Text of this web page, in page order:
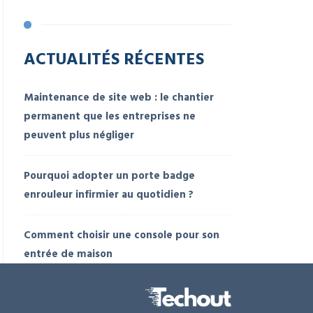
ACTUALITÉS RÉCENTES
Maintenance de site web : le chantier
permanent que les entreprises ne
peuvent plus négliger
Pourquoi adopter un porte badge
enrouleur infirmier au quotidien ?
Comment choisir une console pour son
entrée de maison